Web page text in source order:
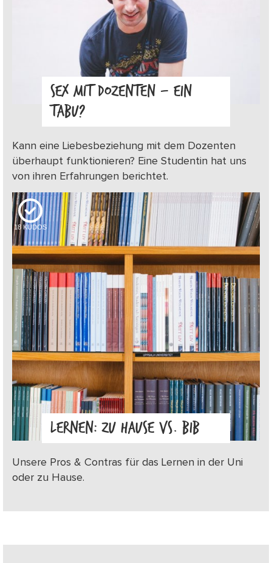
SEX MIT DOZENTEN – EIN
TABU?
Kann eine Liebesbeziehung mit dem Dozenten
überhaupt funktionieren? Eine Studentin hat uns
von ihren Erfahrungen berichtet.
18 KUDOS
LERNEN: ZU HAUSE VS. BIB
Unsere Pros & Contras für das Lernen in der Uni
oder zu Hause.